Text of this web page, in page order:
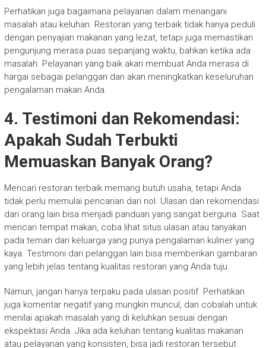
Perhatikan juga bagaimana pelayanan dalam menangani
masalah atau keluhan. Restoran yang terbaik tidak hanya peduli
dengan penyajian makanan yang lezat, tetapi juga memastikan
pengunjung merasa puas sepanjang waktu, bahkan ketika ada
masalah. Pelayanan yang baik akan membuat Anda merasa di
hargai sebagai pelanggan dan akan meningkatkan keseluruhan
pengalaman makan Anda.
4. Testimoni dan Rekomendasi:
Apakah Sudah Terbukti
Memuaskan Banyak Orang?
Mencari restoran terbaik memang butuh usaha, tetapi Anda
tidak perlu memulai pencarian dari nol. Ulasan dan rekomendasi
dari orang lain bisa menjadi panduan yang sangat berguna. Saat
mencari tempat makan, coba lihat situs ulasan atau tanyakan
pada teman dan keluarga yang punya pengalaman kuliner yang
kaya. Testimoni dari pelanggan lain bisa memberikan gambaran
yang lebih jelas tentang kualitas restoran yang Anda tuju.
Namun, jangan hanya terpaku pada ulasan positif. Perhatikan
juga komentar negatif yang mungkin muncul, dan cobalah untuk
menilai apakah masalah yang di keluhkan sesuai dengan
ekspektasi Anda. Jika ada keluhan tentang kualitas makanan
atau pelayanan yang konsisten, bisa jadi restoran tersebut